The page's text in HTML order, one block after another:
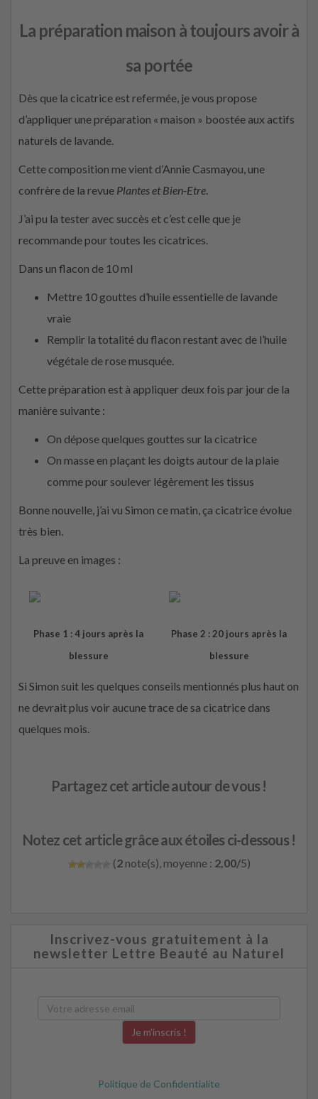
La préparation maison à toujours avoir à
sa portée
Dès que la cicatrice est refermée, je vous propose
d’appliquer une préparation « maison » boostée aux actifs
naturels de lavande.
Cette composition me vient d’Annie Casmayou, une
confrère de la revue Plantes et Bien-Etre.
J’ai pu la tester avec succès et c’est celle que je
recommande pour toutes les cicatrices.
Dans un flacon de 10 ml
Mettre 10 gouttes d’huile essentielle de lavande
vraie
Remplir la totalité du flacon restant avec de l’huile
végétale de rose musquée.
Cette préparation est à appliquer deux fois par jour de la
manière suivante :
On dépose quelques gouttes sur la cicatrice
On masse en plaçant les doigts autour de la plaie
comme pour soulever légèrement les tissus
Bonne nouvelle, j’ai vu Simon ce matin, ça cicatrice évolue
très bien.
La preuve en images :
Phase 1 : 4 jours après la
blessure
Phase 2 : 20 jours après la
blessure
Si Simon suit les quelques conseils mentionnés plus haut on
ne devrait plus voir aucune trace de sa cicatrice dans
quelques mois.
Partagez cet article autour de vous !
Notez cet article grâce aux étoiles ci-dessous !
(2note(s), moyenne : 2,00/5)
Inscrivez-vous gratuitement à la
newsletter Lettre Beauté au Naturel
Politique de Confidentialite